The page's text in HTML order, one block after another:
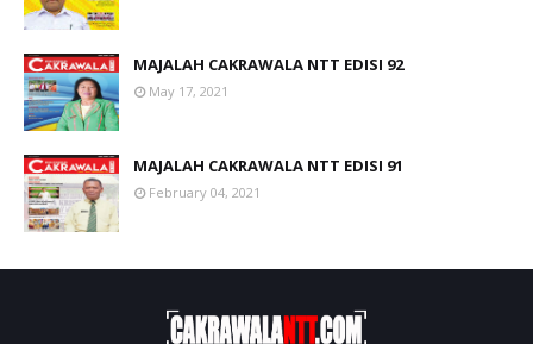
MAJALAH CAKRAWALA NTT EDISI 92
May 17, 2021
MAJALAH CAKRAWALA NTT EDISI 91
February 04, 2021